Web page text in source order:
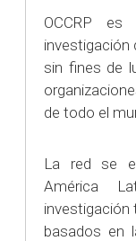
OCCRP
investigación
sin fines de
de todo el
La red se
América
investigación
basados ​​en